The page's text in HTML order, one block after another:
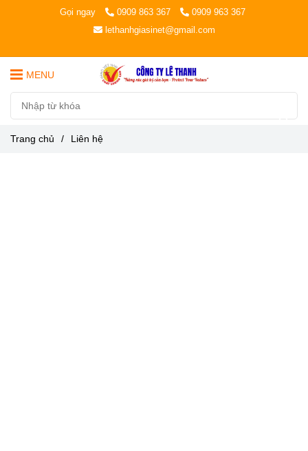
Gọi ngay 0909 863 367
0909 963 367
lethanhgiasinet@gmail.com
MENU
Trang chủ / Liên hệ